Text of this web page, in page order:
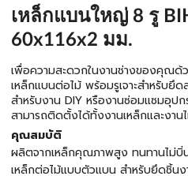
เหล็กแบนใหญ่ 8 รู
60x116x2 มม.
เพื่อความสะดวกในงานช่างของคุณด้
เหล็กแบนต่อไม้ พร้อมรูเจาะสำหรับยึ
สำหรับงาน DIY หรืองานซ่อมแซมอุป
สามารถติดตั้งได้ทั้งงานเหล็กและงาน
คุณสมบัติ
ผลิตจากเหล็กคุณภาพสูง ทนทานไม่บิ่
เหล็กต่อไม้แบบตัวแบน สำหรับยึดชิ้นง